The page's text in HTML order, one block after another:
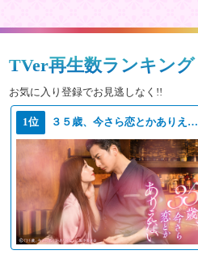
TVer再生数ランキング
お気に入り登録でお見逃しなく!!
1位 ３５歳、今さら恋とかありえない